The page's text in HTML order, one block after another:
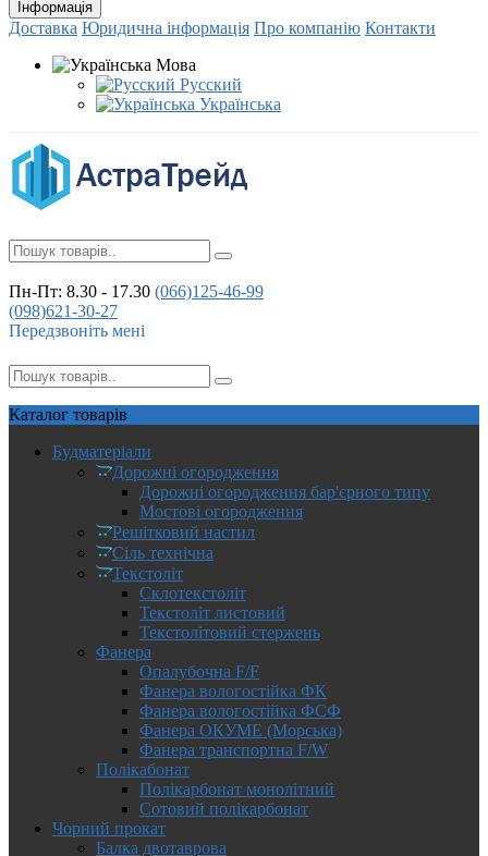
Інформація
Доставка Юридична інформація Про компанію Контакти
Мова
Русский
Українська
Пн-Пт: 8.30 - 17.30 (066)125-46-99
(098)621-30-27
Передзвоніть мені
Каталог товарів
Будматеріали
Дорожні огородження
Дорожні огородження бар'єрного типу
Мостові огородження
Решітковий настил
Сіль технічна
Текстоліт
Склотекстоліт
Текстоліт листовий
Текстолітовий стержень
Фанера
Опалубочна F/F
Фанера вологостійка ФК
Фанера вологостійка ФСФ
Фанера ОКУМЕ (Морська)
Фанера транспортна F/W
Полікабонат
Полікарбонат монолітний
Сотовий полікарбонат
Чорний прокат
Балка двотаврова